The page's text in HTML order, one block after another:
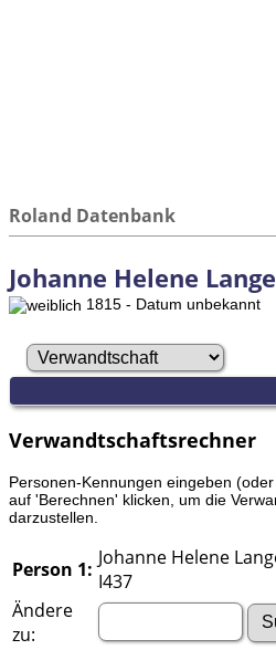
Roland Datenbank
Johanne Helene
1815 - Datum unbekannt
Verwandtschaftsrechner
Personen-Kennungen eingeben
auf 'Berechnen' klicken, um die
darzustellen.
Person 1: Johanne Helene
I437
Ändere
zu: